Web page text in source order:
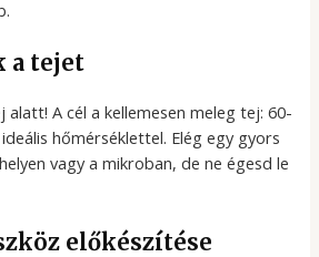
a tejet
A cél a kellemesen meleg tej: 60-
hőmérséklettel. Elég egy gyors
vagy a mikroban, de ne égesd le
előkészítése